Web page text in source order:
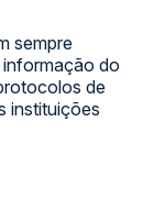
sempre
do
de
instituições